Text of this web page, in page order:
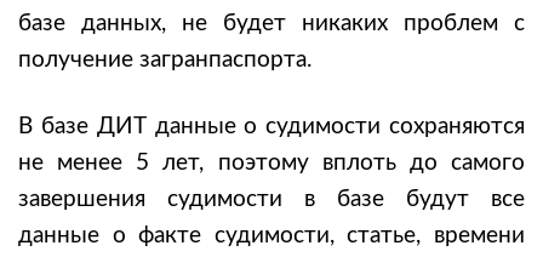
базе данных, не будет никаких проблем с
получение загранпаспорта.
В базе ДИТ данные о судимости сохраняются
не менее 5 лет, поэтому вплоть до самого
завершения судимости в базе будут все
данные о факте судимости, статье, времени